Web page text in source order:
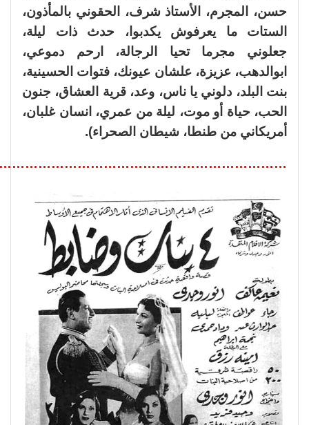
حسن، المجرم، الأستاذ شرف، الحقوني بالمأذون،
الستات ما يعرفوش يكدبوا، حدث ذات ليلة،
جعلوني مجرما تحيا الرجالة، ارحم دموعي،
ابوالدهب، عزيزة، علشان عيونك، فتوات الحسينية،
بنت البلد، دلوني يا ناس، وعد، قرية العشاق، جنون
الحب، حياة أو موت، ليلة من عمري، انسان غلبان،
أمريكاني من طنطا، شيطان الصحراء).